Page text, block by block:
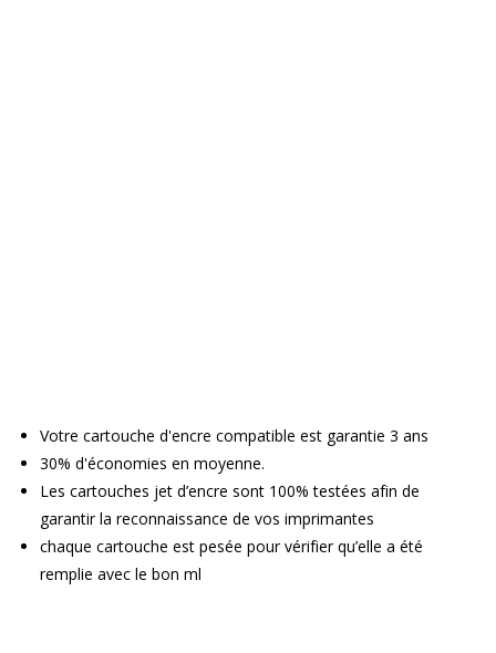
Votre cartouche d'encre compatible est garantie 3 ans
30% d'économies en moyenne.
Les cartouches jet d’encre sont 100% testées afin de
garantir la reconnaissance de vos imprimantes
chaque cartouche est pesée pour vérifier qu’elle a été
remplie avec le bon ml